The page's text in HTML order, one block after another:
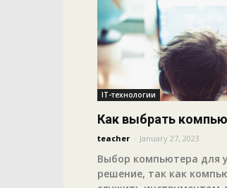
IT-технологии
Как выбрать
teacher - January 27, 2023
Выбор компьютера для
решение, так как